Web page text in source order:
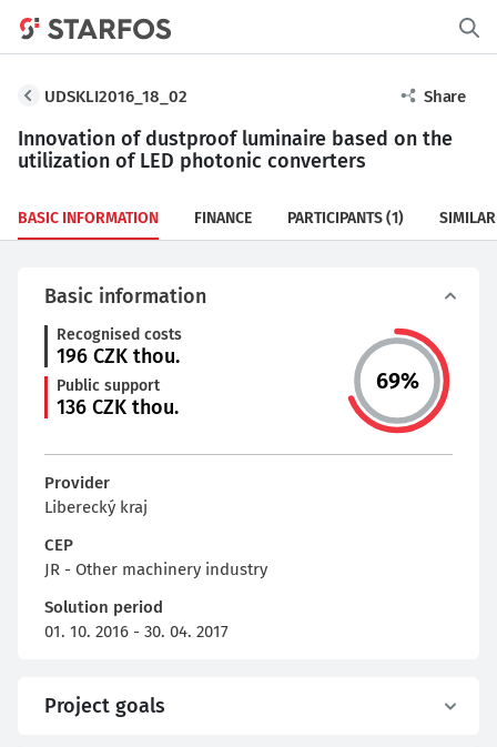
UDSKLI2016_18_02 Share
Innovation of dustproof luminaire based on the
utilization of LED photonic converters
BASIC INFORMATION FINANCE PARTICIPANTS(1) SIMILAR
Basic information
Recognised costs
196 CZK thou.
Public support
136 CZK thou.
69%
Provider
Liberecký kraj
CEP
JR - Other machinery industry
Solution period
01. 10. 2016 - 30. 04. 2017
Project goals